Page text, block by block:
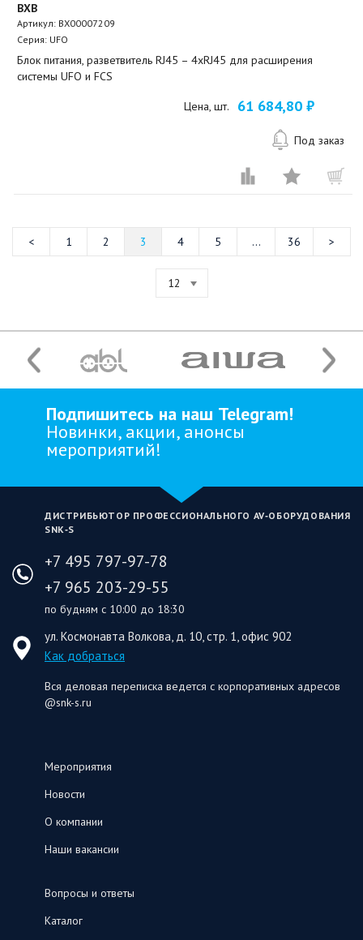
BXB
Артикул: BX00007209
Серия: UFO
Блок питания, разветвитель RJ45 – 4хRJ45 для расширения
системы UFO и FCS
Цена, шт. 61 684,80 ₽
Под заказ
1 2 3 4 5 ... 36
12
Подпишитесь на наш Telegram!
Новинки, акции, анонсы
мероприятий!
ДИСТРИБЬЮТОР ПРОФЕССИОНАЛЬНОГО AV‑ОБОРУДОВАНИЯ
SNK‑S
+7 495 797-97-78
+7 965 203-29-55
по будням с 10:00 до 18:30
ул. Космонавта Волкова, д. 10, стр. 1, офис 902
Как добраться
Вся деловая переписка ведется с корпоративных адресов
@snk-s.ru
Мероприятия
Новости
О компании
Наши вакансии
Вопросы и ответы
Каталог